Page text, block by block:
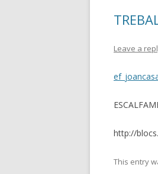
Leave a
http://
This entry